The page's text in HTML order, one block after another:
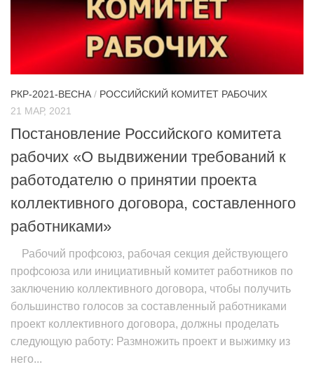
РКР-2021-ВЕСНА / РОССИЙСКИЙ КОМИТЕТ РАБОЧИХ
21 МАР, 2021
Постановление Российского комитета
рабочих «О выдвижении требований к
работодателю о принятии проекта
коллективного договора, составленного
работниками»
Рабочий профсоюз, рабочая секция действующего
профсоюза или инициативный комитет работников по
заключению коллективного договора, чтобы получить
большинство голосов за составленный работниками
проект коллективного договора, должны проделать
следующую работу: Размножить проект и выжимку из
него...